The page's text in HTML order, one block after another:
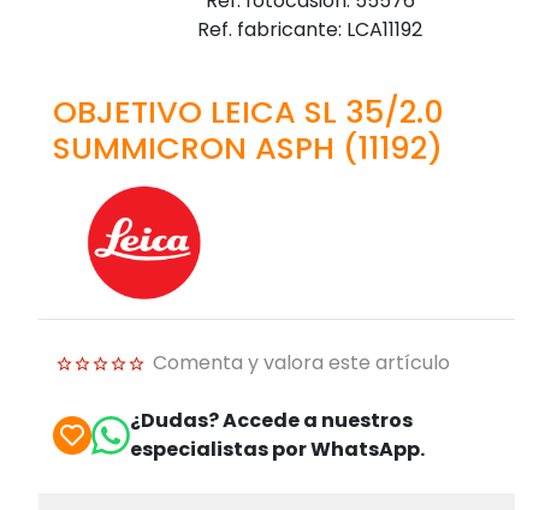
Ref. fabricante: LCA11192
OBJETIVO LEICA SL 35/2.0
SUMMICRON ASPH (11192)
Comenta y valora este artículo
¿Dudas? Accede a nuestros
especialistas por WhatsApp.